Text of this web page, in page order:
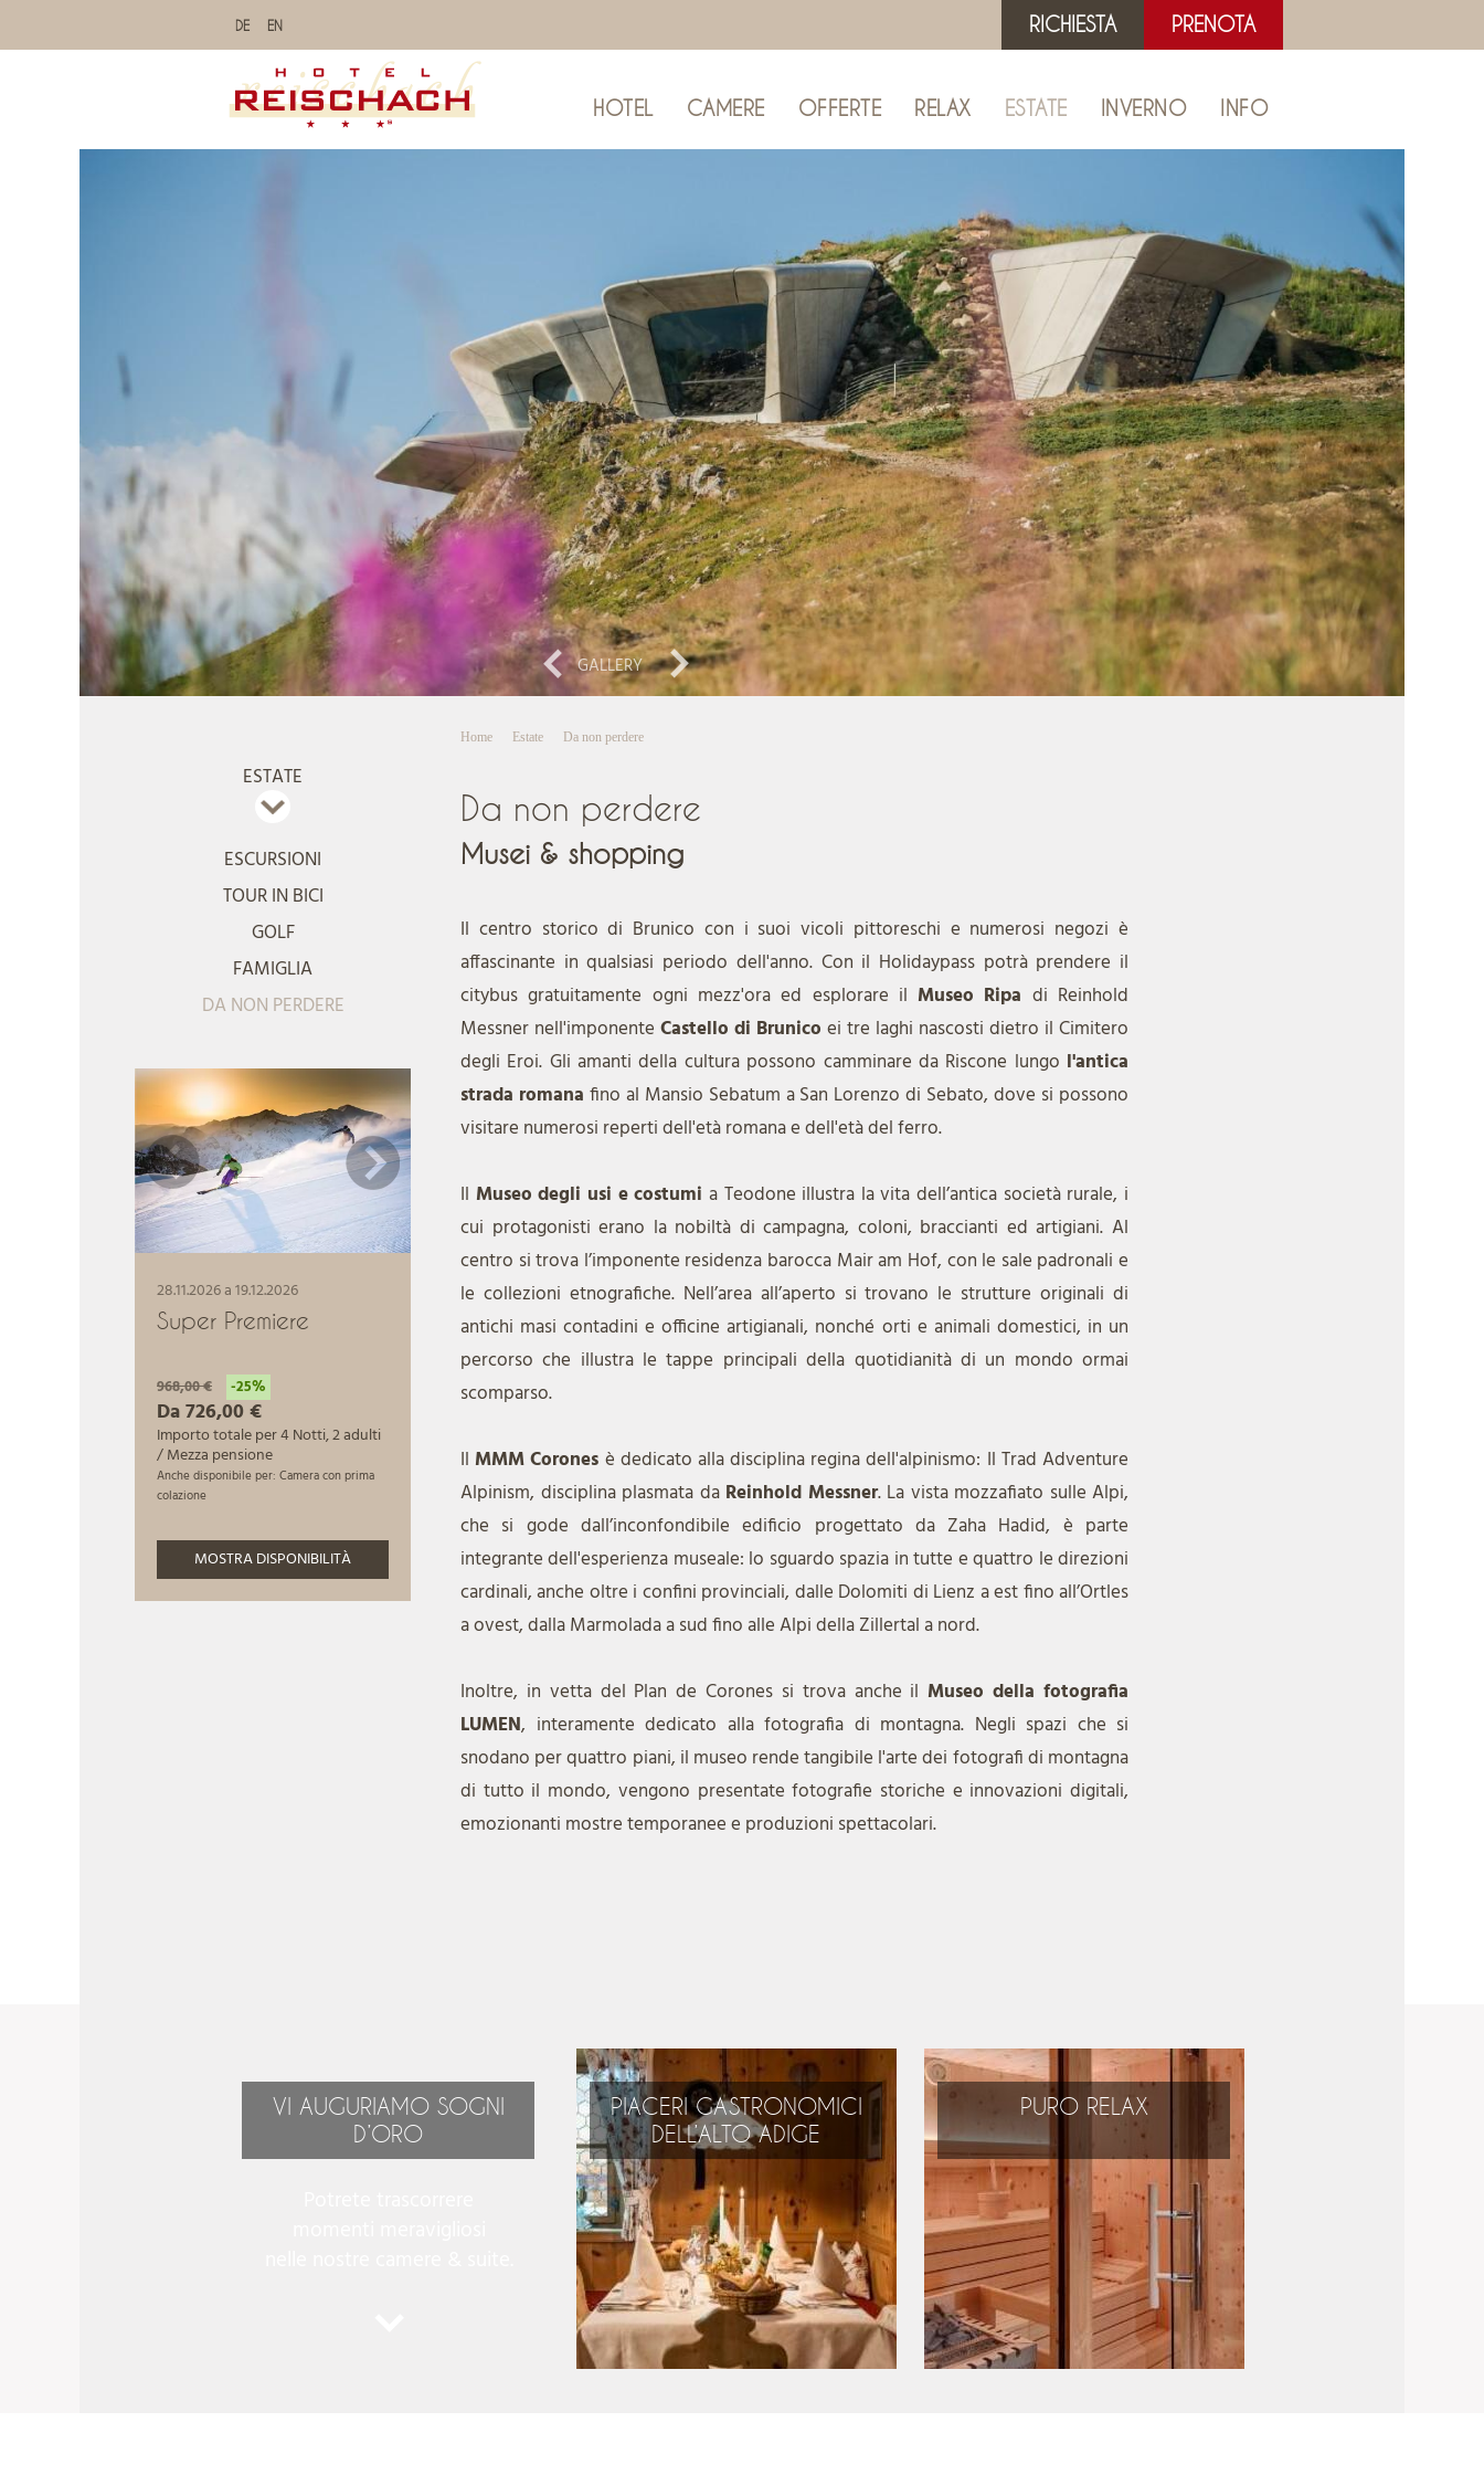
DE EN RICHIESTA PRENOTA
HOTEL CAMERE OFFERTE RELAX ESTATE INVERNO INFO
GALLERY
ESTATE
ESCURSIONI
TOUR IN BICI
GOLF
FAMIGLIA
DA NON PERDERE
Home Estate Da non perdere
Da non perdere
Musei & shopping
Il centro storico di Brunico con i suoi vicoli pittoreschi e numerosi negozi è
affascinante in qualsiasi periodo dell'anno. Con il Holidaypass potrà prendere il
citybus gratuitamente ogni mezz'ora ed esplorare il Museo Ripa di Reinhold
Messner nell'imponente Castello di Brunico ei tre laghi nascosti dietro il Cimitero
degli Eroi. Gli amanti della cultura possono camminare da Riscone lungo l'antica
strada romana fino al Mansio Sebatum a San Lorenzo di Sebato, dove si possono
visitare numerosi reperti dell'età romana e dell'età del ferro.
Il Museo degli usi e costumi a Teodone illustra la vita dell’antica società rurale, i
cui protagonisti erano la nobiltà di campagna, coloni, braccianti ed artigiani. Al
centro si trova l’imponente residenza barocca Mair am Hof, con le sale padronali e
le collezioni etnografiche. Nell’area all’aperto si trovano le strutture originali di
antichi masi contadini e officine artigianali, nonché orti e animali domestici, in un
percorso che illustra le tappe principali della quotidianità di un mondo ormai
scomparso.
Il MMM Corones è dedicato alla disciplina regina dell'alpinismo: Il Trad Adventure
Alpinism, disciplina plasmata da Reinhold Messner. La vista mozzafiato sulle Alpi,
che si gode dall’inconfondibile edificio progettato da Zaha Hadid, è parte
integrante dell'esperienza museale: lo sguardo spazia in tutte e quattro le direzioni
cardinali, anche oltre i confini provinciali, dalle Dolomiti di Lienz a est fino all’Ortles
a ovest, dalla Marmolada a sud fino alle Alpi della Zillertal a nord.
Inoltre, in vetta del Plan de Corones si trova anche il Museo della fotografia
LUMEN, interamente dedicato alla fotografia di montagna. Negli spazi che si
snodano per quattro piani, il museo rende tangibile l'arte dei fotografi di montagna
di tutto il mondo, vengono presentate fotografie storiche e innovazioni digitali,
emozionanti mostre temporanee e produzioni spettacolari.
VI AUGURIAMO SOGNI
D’ORO
PIACERI GASTRONOMICI
DELL’ALTO ADIGE
Alpini, mediterranei,
internazionali – di tutto
solo il meglio!
PURO RELAX
Rilassarsi e
fare il pieno di energia
durante la vostra vacanza!